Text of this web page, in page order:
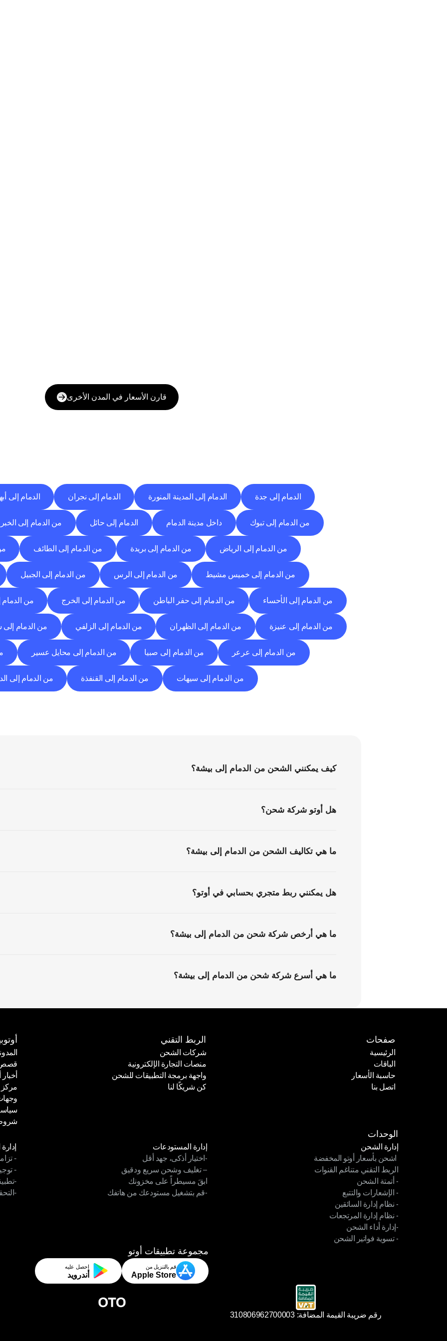
قارن الأسعار في المدن الأخرى
الدمام إلى جدة الدمام إلى المدينة المنورة الدمام إلى نجران الدمام إلى
من الدمام إلى تبوك داخل مدينة الدمام الدمام إلى حائل من الدمام إلى الخبر
من الدمام إلى الرياض من الدمام إلى بريدة من الدمام إلى الطائف
من الدمام إلى خميس مشيط من الدمام إلى الرس من الدمام إلى الجبيل
من الدمام إلى الأحساء من الدمام إلى حفر الباطن من الدمام إلى الخرج من الدمام
من الدمام إلى عنيزة من الدمام إلى الظهران من الدمام إلى الزلفي من الدمام إلى
من الدمام إلى عرعر من الدمام إلى صبيا من الدمام إلى محايل عسير
من الدمام إلى سيهات من الدمام إلى القنفذة من الدمام إلى
كيف يمكنني الشحن من الدمام إلى بيشة؟
هل أوتو شركة شحن؟
ما هي تكاليف الشحن من الدمام إلى بيشة؟
هل يمكنني ربط متجري بحسابي في أوتو؟
ما هي أرخص شركة شحن من الدمام إلى بيشة؟
ما هي أسرع شركة شحن من الدمام إلى بيشة؟
صفحات
الرئيسية
الرئيسية
الباقات
الباقات
حاسبة الأسعار
حاسبة الأسعار
اتصل بنا
الربط التقني
شركات الشحن
شركات الشحن
منصات التجارة الإلكترونية
منصات التجارة الإلكترونية
واجهة برمجة التطبيقات للشحن
واجهة برمجة التطبيقات للشحن
كن شريكًا لنا
قصص
قصص
أخبار
أخبار
مركز
مركز
الوحدات
إدارة الشحن
إدارة الشحن
اشحن بأسعار أوتو المخفضة
اشحن بأسعار أوتو المخفضة
الربط التقني متناغم القنوات
الربط التقني متناغم القنوات
- أتمتة الشحن
- أتمتة الشحن
- الإشعارات والتتبع
- الإشعارات والتتبع
- نظام إدارة السائقين
- نظام إدارة السائقين
- نظام إدارة المرتجعات
- نظام إدارة المرتجعات
-إدارة أداء الشحن
-إدارة أداء الشحن
- تسوية فواتير الشحن
إدارة المستودعات
إدارة المستودعات
-اختيار أذكى، جهد أقل
-اختيار أذكى، جهد أقل
– تغليف وشحن سريع ودقيق
– تغليف وشحن سريع ودقيق
ابقَ مسيطراً على مخزونك
ابقَ مسيطراً على مخزونك
-قم بتشغيل مستودعك من هاتفك
-
-
-
-
-
-
-
مجموعة تطبيقات أوتو
قم بالتنزيل من
Apple Store
احصل عليه
أندرويد
رقم ضريبة القيمة المضافة: 310806962700003